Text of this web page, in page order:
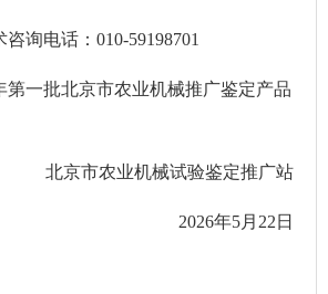
电话：010-59198701
第一批北京市农业机械推广鉴定产品
北京市农业机械试验鉴定推广站
2026年5月22日